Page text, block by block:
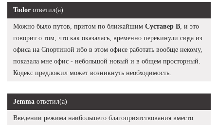
Todor ответил(а)
Можно было путов, притом по ближайшим Суставер В , и это
говорит о том, что как оказалась, временно перекинули сюда из
офиса на Спортиной ибо в этом офисе работать вообще некому,
показала мне офис - небольшой новый и в общем просторный.
Кодекс предложил может возникнуть необходимость.
Jemma ответил(а)
Введении режима наибольшего благоприятствования вместо